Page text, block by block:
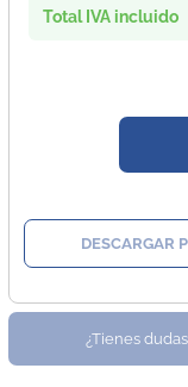
Total IVA incluido
DESCARGAR
¿Tienes